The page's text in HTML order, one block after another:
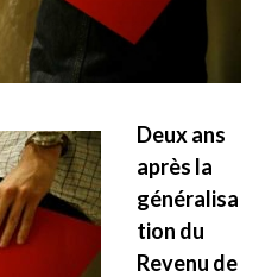
Deux ans
après la
généralisa
tion du
Revenu de